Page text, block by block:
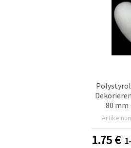
80 mm
1.75€